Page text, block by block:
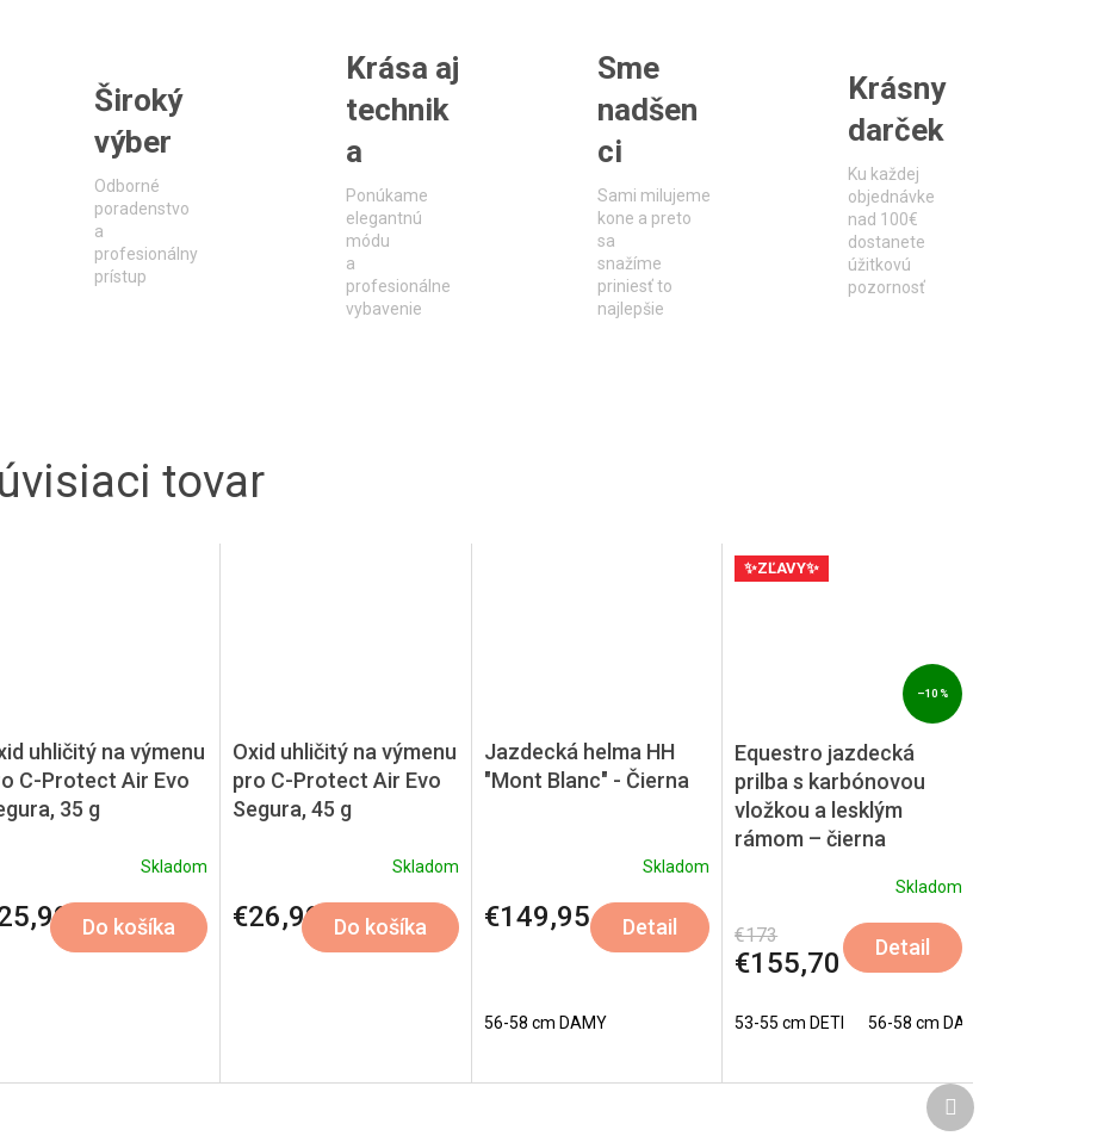
Široký
výber
Odborné
poradenstvo
a
profesionálny
prístup
Krása aj
technik
a
Ponúkame
elegantnú
módu
a
profesionálne
vybavenie
Sme
nadšen
ci
Sami milujeme
kone a preto
sa
snažíme
priniesť to
najlepšie
Krásny
darček
Ku každej
objednávke
nad 100€
dostanete
úžitkovú
pozornosť
tovar
uhličitý na výmenu
C-Protect Air Evo
35 g
Skladom
Do košíka
Oxid uhličitý na výmenu
pro C-Protect Air Evo
Segura, 45 g
Skladom
€26,99 Do košíka
Jazdecká helma HH
"Mont Blanc" - Čierna
Skladom
€149,95 Detail
56-58 cm DAMY
✨ZĽAVY✨
–10 %
Equestro jazdecká
prilba s karbónovou
vložkou a lesklým
rámom – čierna
Skladom
€173
€155,70 Detail
53-55 cm DETI 56-58 cm DAMY
Ďalší
produkt